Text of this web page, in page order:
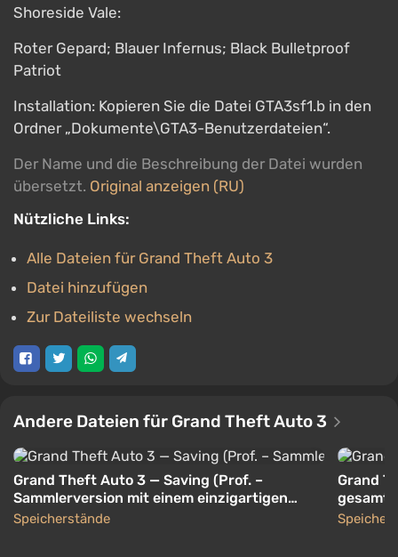
Shoreside Vale:
Roter Gepard; Blauer Infernus; Black Bulletproof
Patriot
Installation: Kopieren Sie die Datei GTA3sf1.b in den
Ordner „Dokumente\GTA3-Benutzerdateien“.
Der Name und die Beschreibung der Datei wurden
übersetzt. Original anzeigen (RU)
Nützliche Links:
Alle Dateien für Grand Theft Auto 3
Datei hinzufügen
Zur Dateiliste wechseln
Andere Dateien für Grand Theft Auto 3
Grand Theft Auto 3 — Saving (Prof. –
Sammlerversion mit einem einzigartigen
Auto, 100 % Fertigstellung) [Android]
Speicherstände
Grand